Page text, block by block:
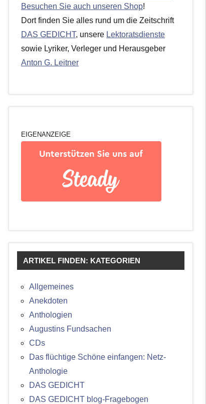
Besuchen Sie auch unseren Shop!
Dort finden Sie alles rund um die Zeitschrift
DAS GEDICHT, unsere Lektoratsdienste
sowie Lyriker, Verleger und Herausgeber
Anton G. Leitner
EIGENANZEIGE
ARTIKEL FINDEN: KATEGORIEN
Allgemeines
Anekdoten
Anthologien
Augustins Fundsachen
CDs
Das flüchtige Schöne einfangen: Netz-
Anthologie
DAS GEDICHT
DAS GEDICHT blog-Fragebogen